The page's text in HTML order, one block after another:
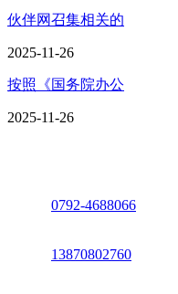
伙伴网召集相关的
2025-11-26
按照《国务院办公
2025-11-26
0792-4688066
13870802760